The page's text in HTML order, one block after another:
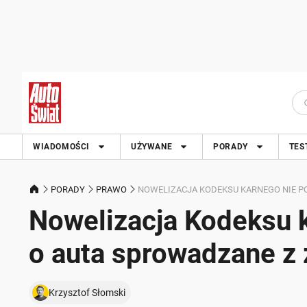
WIADOMOŚCI UŻYWANE PORADY
PORADY PRAWO NOWELIZACJA KODEKSU KARNEGO NIE
Nowelizacja Kodeksu
o auta sprowadzane z
Krzysztof Słomski